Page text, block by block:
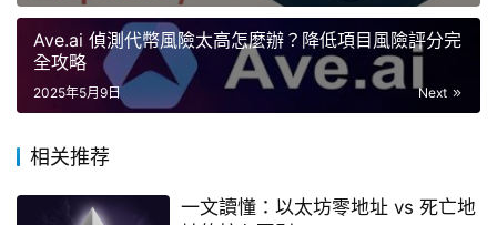
Ave.ai 偵測代幣風險太高怎麼辦？降低項目風險評分完
全攻略
Next
2025年5月9日
相关推荐
一文讀懂：以太坊零地址 vs 死亡地